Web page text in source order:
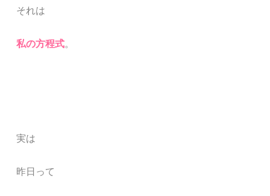
それは
私の方程式。
実は
昨日って